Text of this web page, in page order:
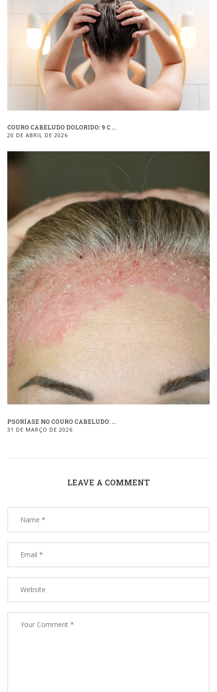
COURO CABELUDO DOLORIDO: 9 C ...
20 DE ABRIL DE 2026
PSORÍASE NO COURO CABELUDO: ...
31 DE MARÇO DE 2026
LEAVE A COMMENT